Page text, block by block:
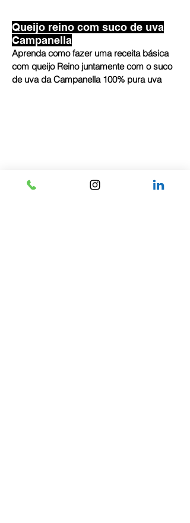
Queijo reino com suco de uva
Campanella
Aprenda como fazer uma receita básica
com queijo Reino juntamente com o suco
de uva da Campanella 100% pura uva